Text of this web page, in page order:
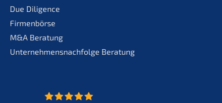
Due Diligence
Firmenbörse
M&A Beratung
Unternehmensnachfolge Beratung